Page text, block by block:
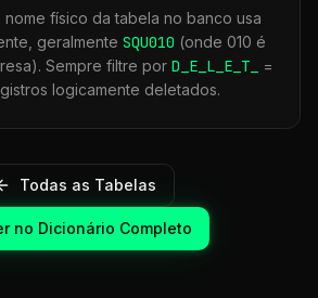
físico da tabela no banco usa
geralmente SQU010 (onde 010 é
Sempre filtre por D_E_L_E_T_
=
logicamente deletados.
Todas as Tabelas
no Dicionário Completo